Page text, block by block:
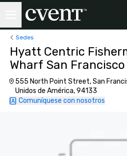
Sedes
Hyatt Centric
Wharf San
Renovated
555 North Point Street, San
Unidos de América, 94133
Comuníquese con nosotros